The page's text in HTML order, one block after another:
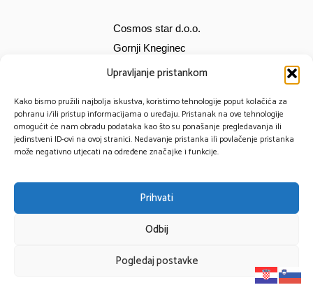
Upravljanje pristankom
Kako bismo pružili najbolja iskustva, koristimo tehnologije poput kolačića za
pohranu i/ili pristup informacijama o uređaju. Pristanak na ove tehnologije
omogućit će nam obradu podataka kao što su ponašanje pregledavanja ili
jedinstveni ID-ovi na ovoj stranici. Nedavanje pristanka ili povlačenje pristanka
može negativno utjecati na određene značajke i funkcije.
Prihvati
Odbij
Pogledaj postavke
Cosmos star d.o.o.
Gornji Kneginec
Bana Jelačića 12
Tel: 098 284 634
091 430 1093
© 2025 – Cosmos Star All Rights Reserved.
Powered by TomTech
Privacy PolicyCookie PolicyImpressum